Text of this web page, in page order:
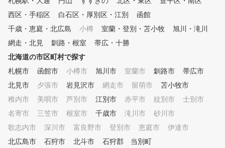
いことも気軽に質問できる！ ■
POINT4 全打席に「SKY TRA
K」を完備 データに基づいたき
！
らを達成するためにエリ
供する提案は、 １． 自分を知
客観的に確認する。 ２．
得意な距離を作ろう →
ックマンデーターを分析
るクラブを選び出す。 ４
手な距離をなくそう →
クラブでの距離の打ち分
。 これから始める初心者の方
から上級者まで、基礎か
西区・手稲区
白石区・厚別区・江別
函館
千歳・恵庭・北広島
小樽 室蘭・登別・苫小牧
旭川・滝川
網走・北見
釧路・根室
帯広・十勝
北海道の市区町村で探す
札幌市
函館市 小樽市 旭川市 室蘭市 釧路市
帯広市
北見市
夕張市 岩見沢市 網走市 留萌市
苫小牧市
稚内市
美唄市 芦別市 江別市 赤平市 紋別市
士別市
名寄市
三笠市 根室市 千歳市 滝川市
砂川市
歌志内市
深川市 富良野市 登別市 恵庭市
伊達市
北広島市
石狩市 北斗市
石狩郡 当別町